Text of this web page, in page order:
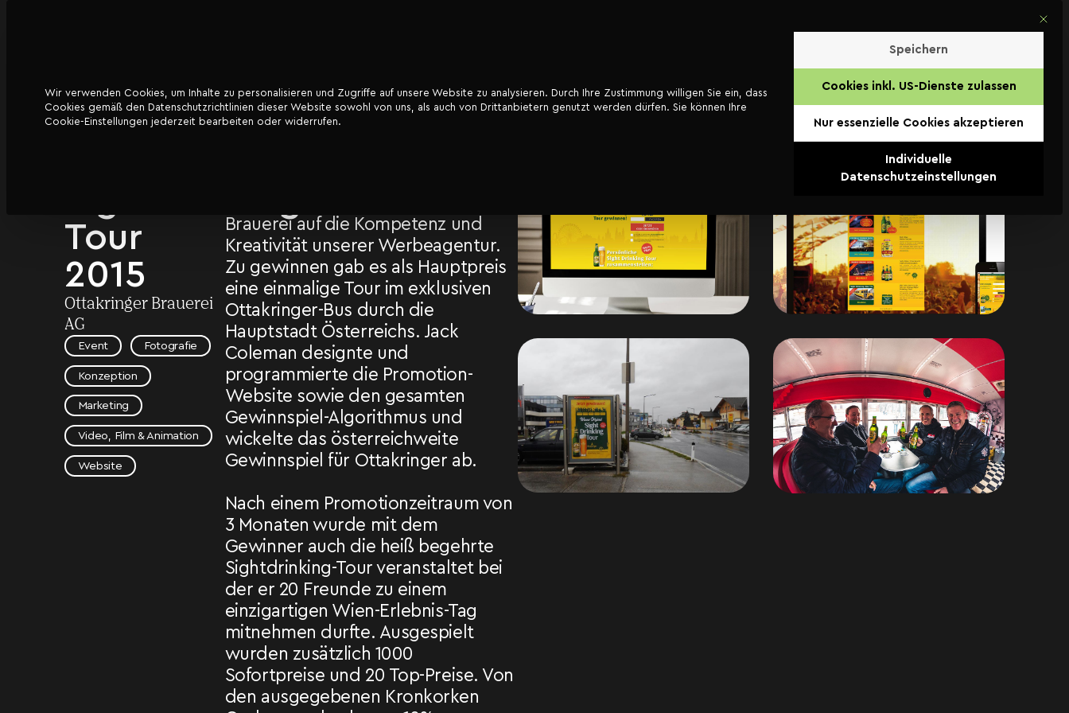
Ottakringer
Tour
2015
Ottakringer Brauerei
AG
Event Fotografie
Konzeption
Marketing
Video, Film & Animation
Website
Für die Gewinnspiel-
Brauerei auf die Kompetenz und
Kreativität unserer Werbeagentur.
Zu gewinnen gab es als Hauptpreis
eine einmalige Tour im exklusiven
Ottakringer-Bus durch die
Hauptstadt Österreichs. Jack
Coleman designte und
programmierte die Promotion-
Website sowie den gesamten
Gewinnspiel-Algorithmus und
wickelte das österreichweite
Gewinnspiel für Ottakringer ab.
Nach einem Promotionzeitraum von
3 Monaten wurde mit dem
Gewinner auch die heiß begehrte
Sightdrinking-Tour veranstaltet bei
der er 20 Freunde zu einem
einzigartigen Wien-Erlebnis-Tag
mitnehmen durfte. Ausgespielt
wurden zusätzlich 1000
Sofortpreise und 20 Top-Preise. Von
den ausgegebenen Kronkorken
Mit
DATENSCHUTZ
Wir verwenden Cookies, um Inhalte zu personalisieren und Zugriffe auf unsere Website zu analysieren. Durch Ihre Zustimmung willigen Sie ein, dass
Cookies gemäß den Datenschutzrichtlinien dieser Website sowohl von uns, als auch von Drittanbietern genutzt werden dürfen. Sie können Ihre
Cookie-Einstellungen jederzeit bearbeiten oder widerrufen.
Speichern
Cookies inkl. US-Dienste zulassen
Nur essenzielle Cookies akzeptieren
Individuelle
Datenschutzeinstellungen